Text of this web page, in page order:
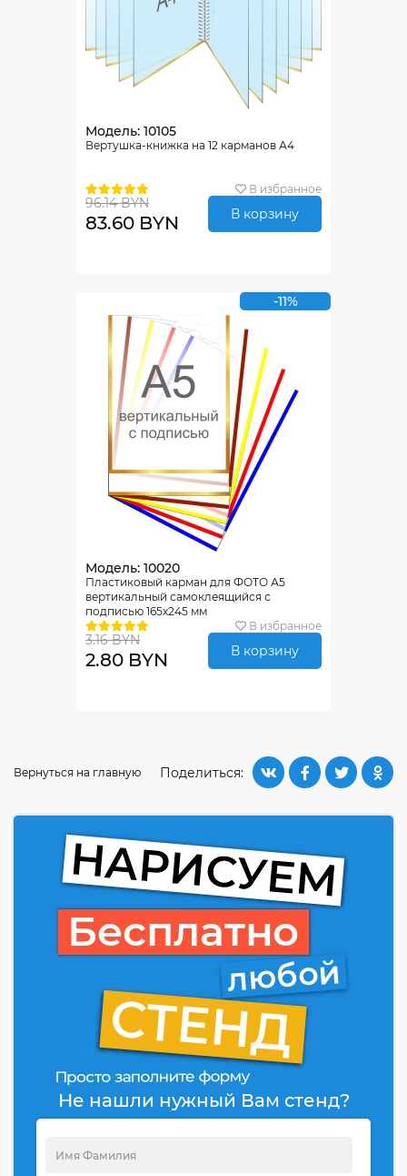
Модель: 10105
Вертушка-книжка на 12 карманов А4
В избранное
96.14 BYN
83.60 BYN В корзину
-11%
Модель: 10020
Пластиковый карман для ФОТО А5
вертикальный самоклеящийся с
подписью 165х245 мм
В избранное
3.16 BYN
2.80 BYN В корзину
Поделиться:
Вернуться на главную
Не нашли нужный Вам стенд?